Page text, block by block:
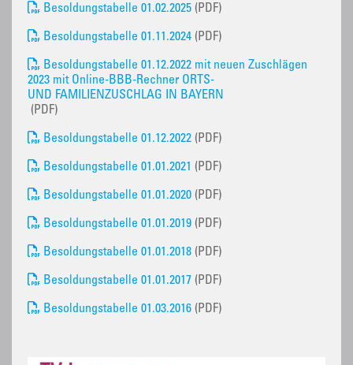
Besoldungstabelle 01.02.2025 (PDF)
Besoldungstabelle 01.11.2024 (PDF)
Besoldungstabelle 01.12.2022 mit neuen Zuschlägen
2023 mit Online-BBB-Rechner ORTS-
UND FAMILIENZUSCHLAG IN BAYERN
(PDF)
Besoldungstabelle 01.12.2022 (PDF)
Besoldungstabelle 01.01.2021 (PDF)
Besoldungstabelle 01.01.2020 (PDF)
Besoldungstabelle 01.01.2019 (PDF)
Besoldungstabelle 01.01.2018 (PDF)
Besoldungstabelle 01.01.2017 (PDF)
Besoldungstabelle 01.03.2016 (PDF)